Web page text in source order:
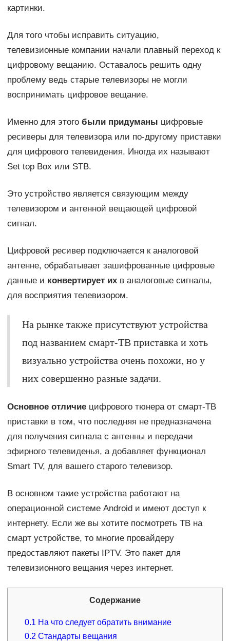
картинки.
Для того чтобы исправить ситуацию,
телевизионные компании начали плавный переход к
цифровому вещанию. Оставалось решить одну
проблему ведь старые телевизоры не могли
воспринимать цифровое вещание.
Именно для этого были придуманы цифровые
ресиверы для телевизора или по-другому приставки
для цифрового телевидения. Иногда их называют
Set top Box или STB.
Это устройство является связующим между
телевизором и антенной вещающей цифровой
сигнал.
Цифровой ресивер подключается к аналоговой
антенне, обрабатывает зашифрованные цифровые
данные и конвертирует ихв аналоговые сигналы,
для восприятия телевизором.
На рынке также присутствуют устройства
под названием смарт-ТВ приставка и хоть
визуально устройства очень похожи, но у
них совершенно разные задачи.
Основное отличиецифрового тюнера от смарт-ТВ
приставки в том, что последняя не предназначена
для получения сигнала с антенны и передачи
эфирного телевиденья, а добавляет функционал
Smart TV, для вашего старого телевизор.
В основном такие устройства работают на
операционной системе Android и имеют доступ к
интернету. Если же вы хотите посмотреть ТВ на
смарт устройстве, то многие провайдеру
предоставляют пакеты IPTV. Это пакет для
телевизионного вещания через интернет.
Содержание
0.1 На что следует обратить внимание
0.2 Стандарты вещания